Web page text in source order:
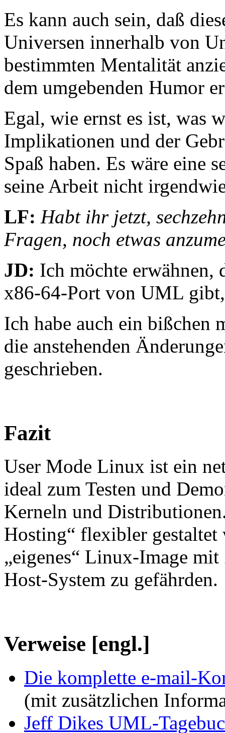
Es kann auch sein, daß
Universen innerhalb von
bestimmten Mentalität
dem umgebenden Humor
Egal, wie ernst es ist, was
Implikationen und der
Spaß haben. Es wäre eine
seine Arbeit nicht
LF: Habt ihr jetzt,
Fragen, noch etwas
JD: Ich möchte erwähnen,
x86-64-Port von UML
Ich habe auch ein bißchen
die anstehenden
geschrieben.
Fazit
User Mode Linux ist ein
ideal zum Testen und
Kerneln und
Hosting“ flexibler
„eigenes“ Linux-Image mit
Host-System zu gefährden.
Verweise [engl.]
Die komplette e-mail-
(mit zusätzlichen
Jeff Dikes UML-